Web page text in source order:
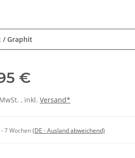
/ Graphit
€
, inkl. Versand*
7 Wochen(DE - Ausland abweichend)